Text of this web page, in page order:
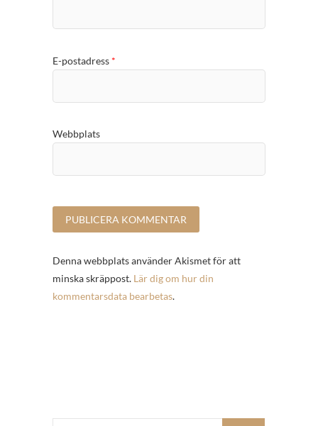
E-postadress *
Webbplats
Denna webbplats använder Akismet för att
minska skräppost. Lär dig om hur din
kommentarsdata bearbetas.